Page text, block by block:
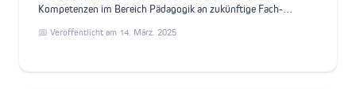
Kompetenzen im Bereich Pädagogik an zukünftige Fach-…
📅 Veröffentlicht am 14. März. 2025